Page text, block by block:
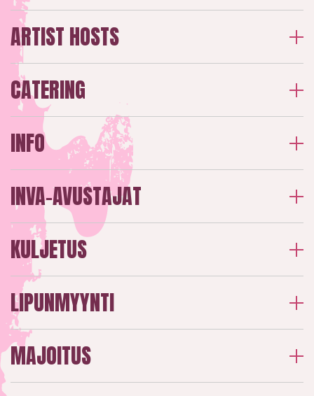
ARTIST HOSTS
CATERING
INFO
INVA-AVUSTAJAT
KULJETUS
LIPUNMYYNTI
MAJOITUS